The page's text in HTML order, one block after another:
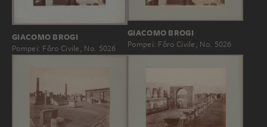
GIACOMO BROGI
Pompei: Fôro Civile, No. 5026
GIACOMO BROGI
Pompei: Fôro Civile, No. 5026